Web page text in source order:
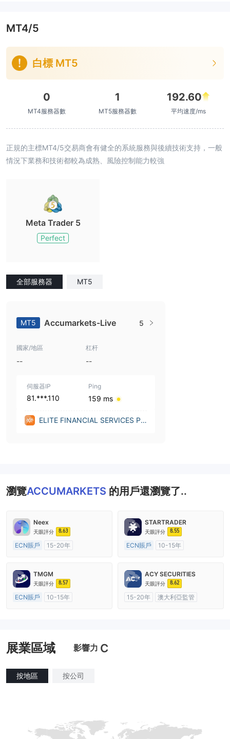
MT4/5
白標 MT5
0
MT4服務器數
1
MT5服務器數
192.60
平均速度/ms
正規的主標MT4/5交易商會有健全的系統服務與後續技術支持，一般
情況下業務和技術都較為成熟、風險控制能力較強
Meta Trader 5
Perfect
全部服務器 MT5
MT5 Accumarkets-Live 5
國家/地區
--
杠杆
--
伺服器IP
81.***.110
Ping
159 ms
ELITE FINANCIAL SERVICES PT
瀏覽ACCUMARKETS 的用戶還瀏覽了..
Neex
天眼評分 8.63
ECN賬戶
15-20年
主標MT4
STARTRADER
天眼評分 8.55
ECN賬戶
10-15年
主標MT4
TMGM
天眼評分 8.57
ECN賬戶
10-15年
ACY SECURITIES
天眼評分 8.62
15-20年
澳大利亞監管
展業區域 影響力 C
按地區 按公司